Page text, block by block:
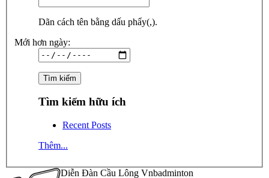
Dãn cách tên bằng dấu phẩy(,).
Mới hơn ngày:
Tìm kiếm hữu ích
Recent Posts
Thêm...
Diễn Đàn Cầu Lông Vnbadminton